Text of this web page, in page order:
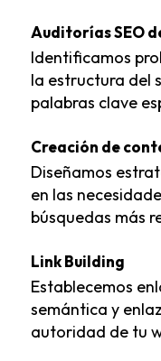
Auditorías SEO
Identificamos
la estructura del
palabras clave
Creación de
Diseñamos
en las
búsquedas más
Link Building
Establecemos
semántica y
autoridad de tu